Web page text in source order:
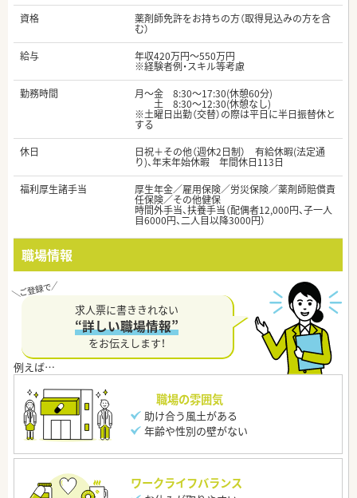
資格
薬剤師免許をお持ちの方（取得見込みの方を含
む）
給与
年収420万円～550万円
※経験者例・スキル等考慮
勤務時間
月～金 8:30～17:30(休憩60分)
土 8:30～12:30(休憩なし)
※土曜日出勤（交替）の際は平日に半日振替休と
する
休日
日祝＋その他（週休2日制） 有給休暇(法定通
り)、年末年始休暇 年間休日113日
福利厚生諸手当
厚生年金／雇用保険／労災保険／薬剤師賠償責
任保険／その他健保
時間外手当、扶養手当（配偶者12,000円、子一人
目6000円、二人目以降3000円）
職場情報
求人票に書ききれない
“詳しい職場情報”
をお伝えします！
職場の雰囲気
助け合う風土がある
年齢や性別の壁がない
ワークライフバランス